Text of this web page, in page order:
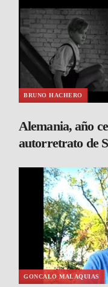
BRUNO HACHERO
Alemania, año
autorretrato de
GONCALO MALAQUIAS